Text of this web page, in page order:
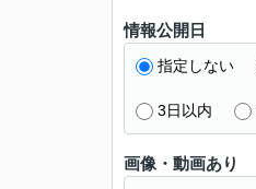
情報公開日
指定しない
3日以内
画像・動画あり